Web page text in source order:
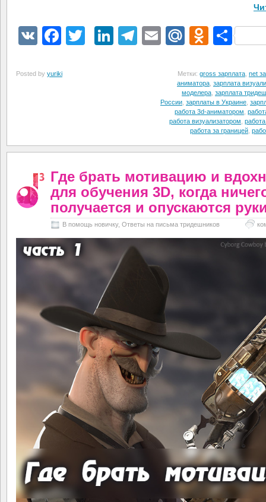
VK Facebook
TwitterLinkedIn
Telegram
EmailMail.Ru
Posted by yuriki Метки: gross зарплата net
аниматора зарплата
моделера зарплата
России зарплаты в Украине
работа 3d-аниматором
работа визуализатором
работа за границей
Где брать мотивацию и
для обучения 3D, когда
получается и опускаются
В помощь новичку, Ответы на письма тридешников